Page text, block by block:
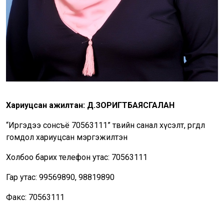
Хариуцсан ажилтан: Д.ЗОРИГТБАЯСГАЛАН
“Иргэдээ сонсъё 70563111” төвийн санал хүсэлт, өргөдөл
гомдол хариуцсан мэргэжилтэн
Холбоо барих телефон утас: 70563111
Гар утас: 99569890, 98819890
Факс: 70563111